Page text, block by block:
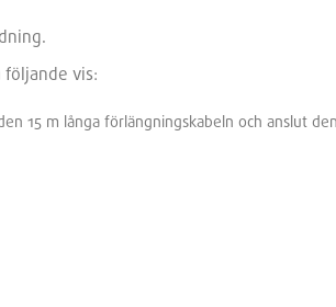
vis:
15 m långa förlängningskabeln och anslut